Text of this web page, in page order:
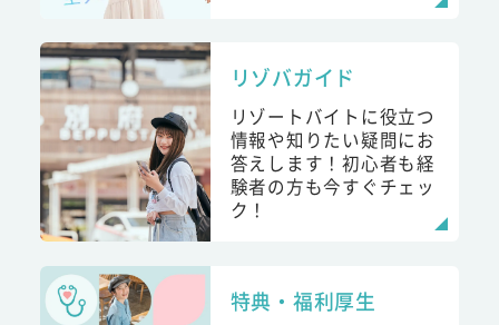
リゾバガイド
リゾートバイトに役立つ
情報や知りたい疑問にお
答えします！初心者も経
験者の方も今すぐチェッ
ク！
特典・福利厚生